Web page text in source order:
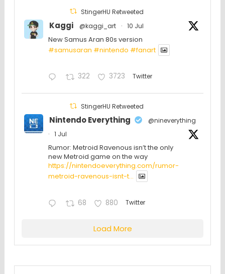
StingerHU Retweeted
Kaggi @kaggi_art · 10 Jul
New Samus Aran 80s version
#samusaran #nintendo #fanartㅤㅤㅤㅤ
322 3723 Twitter
StingerHU Retweeted
Nintendo Everything
@nineverything
·
1 Jul
Rumor: Metroid Ravenous isn’t the only
new Metroid game on the way
https://nintendoeverything.com/rumor-
metroid-ravenous-isnt-t...
68 880 Twitter
Load More